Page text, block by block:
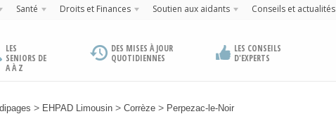
Santé Droits et Finances Soutien aux aidants Conseils et actualités
LES
SENIORS DE
A À Z
DES MISES À JOUR
QUOTIDIENNES
LES CONSEILS
D'EXPERTS
> EHPAD Limousin > Corrèze > Perpezac-le-Noir